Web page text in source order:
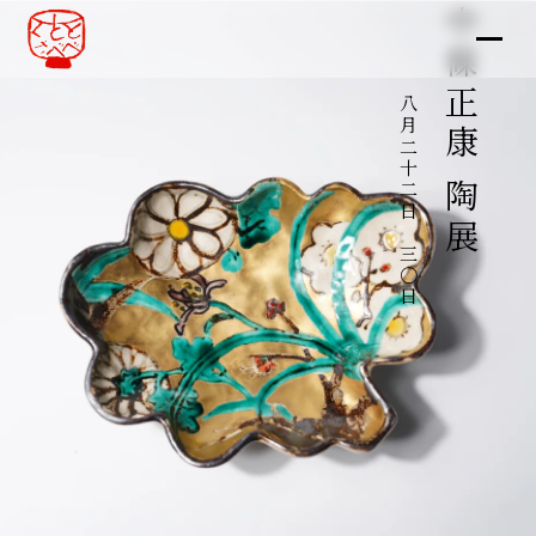
中條正康 陶展
八月二十二日～三〇日